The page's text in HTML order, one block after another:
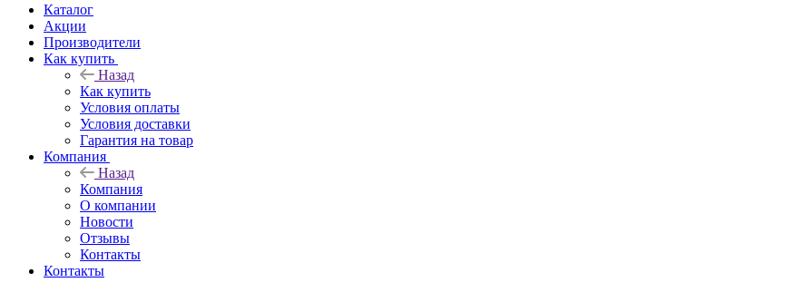
Каталог
Акции
Производители
Как купить
Назад
Как купить
Условия оплаты
Условия доставки
Гарантия на товар
Компания
Назад
Компания
О компании
Новости
Отзывы
Контакты
Контакты